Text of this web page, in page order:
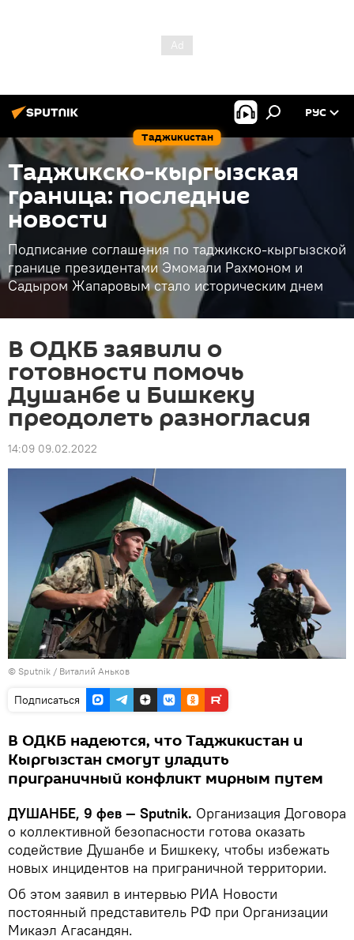
Таджикистан
РУС
Таджикско-кыргызская
граница: последние
новости
Подписание соглашения по таджикско-кыргызской
границе президентами Эмомали Рахмоном и
Садыром Жапаровым стало историческим днем
В ОДКБ заявили о
готовности помочь
Душанбе и Бишкеку
преодолеть разногласия
14:09 09.02.2022
© Sputnik / Виталий Аньков
Подписаться
В ОДКБ надеются, что Таджикистан и
Кыргызстан смогут уладить
приграничный конфликт мирным путем
ДУШАНБЕ, 9 фев — Sputnik. Организация Договора
о коллективной безопасности готова оказать
содействие Душанбе и Бишкеку, чтобы избежать
новых инцидентов на приграничной территории.
Об этом заявил в интервью РИА Новости
постоянный представитель РФ при Организации
Микаэл Агасандян.